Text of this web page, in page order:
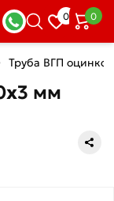
0 0
Труба ВГП
мм